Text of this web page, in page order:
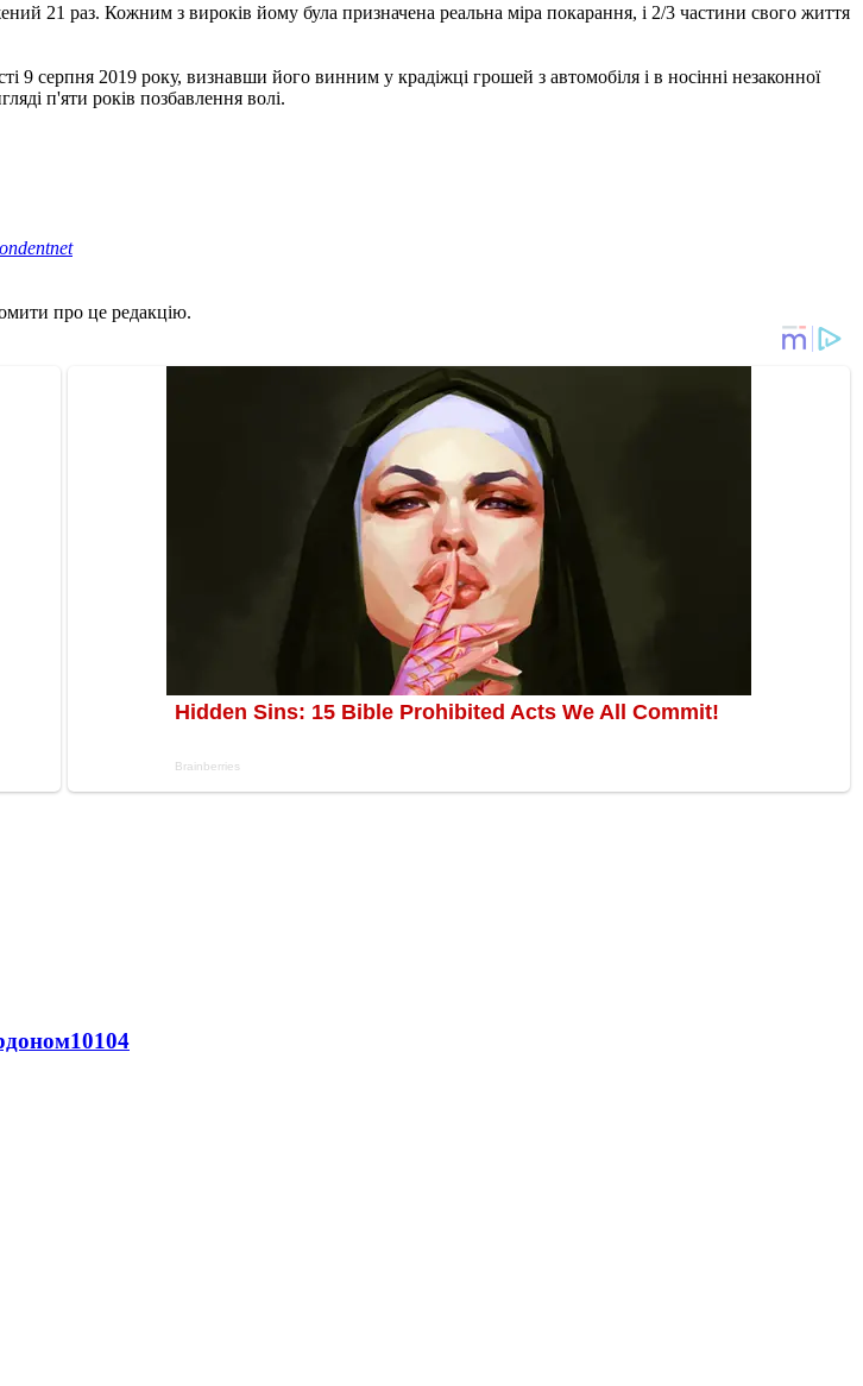
21 раз. Кожним з вироків йому була призначена реальна міра покарання, і 2/3 частини свого життя
серпня 2019 року, визнавши його винним у крадіжці грошей з автомобіля і в носінні незаконної
п'яти років позбавлення волі.
про це редакцію.
10104